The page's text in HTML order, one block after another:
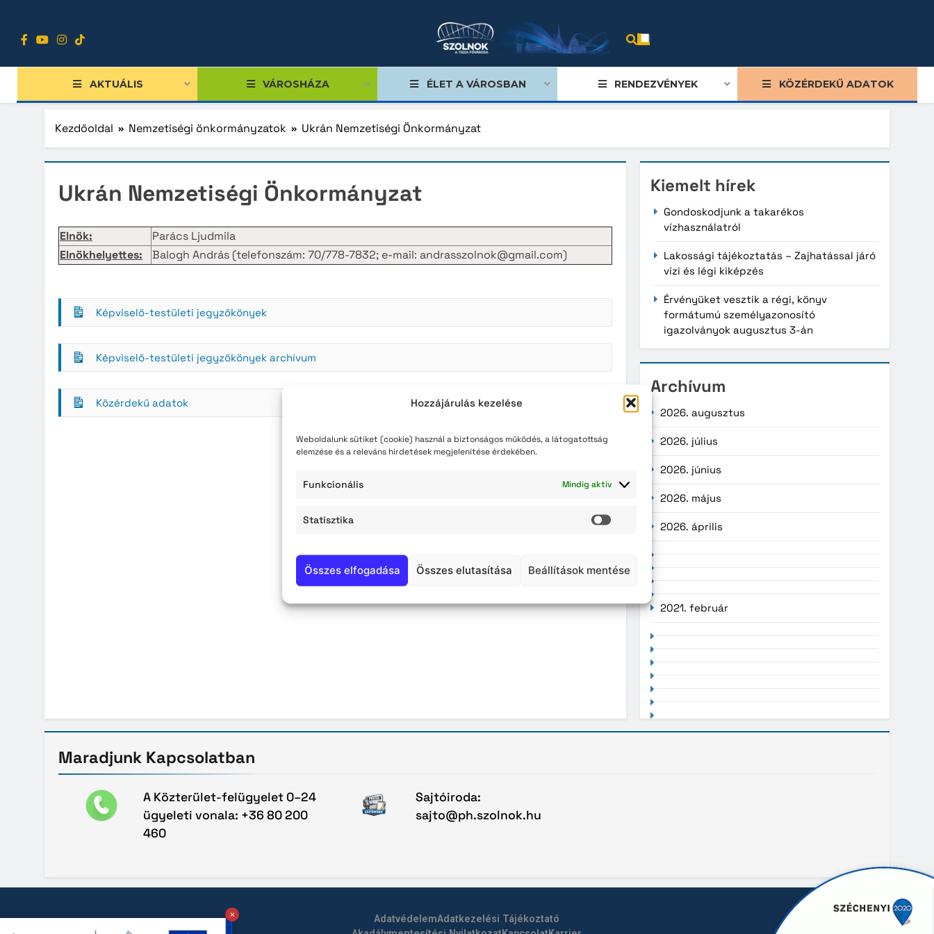
Hozzájárulás kezelése
Weboldalunk sütiket (cookie) használ a biztonságos működés, a látogatottság
elemzése és a releváns hirdetések megjelenítése érdekében.
Funkcionális Mindig aktív
Statisztika
Statisztika
Összes elfogadása Összes elutasítása Beállítások mentése
tartalomra
AKTUÁLIS VÁROSHÁZA
Tisztségviselők
Bizottságok
Nemzetiségi önkormányzatok
Programok, stratégiák, koncepciók
Közzétételi lista
ÉLET A VÁROSBAN RENDEZVÉNYEK KÖZÉRDEKŰ ADATOK
Kezdőoldal Nemzetiségi önkormányzatok Ukrán Nemzetiségi Önkormányzat
Ukrán Nemzetiségi Önkormányzat
Elnök:
Parács Ljudmila
Elnökhelyettes:
Balogh András (telefonszám: 70/778-7832; e-mail: andrasszolnok@gmail.com)
Képviselő-testületi jegyzőkönyek
Képviselő-testületi jegyzőkönyek archívum
Közérdekű adatok
Kiemelt hírek
Gondoskodjunk a takarékos
vízhasználatról
Lakossági tájékoztatás – Zajhatással járó
vízi és légi kiképzés
Érvényüket vesztik a régi, könyv
formátumú személyazonosító
igazolványok augusztus 3-án
Archívum
2026. augusztus
2026. július
2026. június
2026. május
2026. április
2021. február
Maradjunk Kapcsolatban
A Közterület-felügyelet 0–24
ügyeleti vonala: +36 80 200
460
Sajtóiroda:
sajto@ph.szolnok.hu
AdatvédelemAdatkezelési Tájékoztató
×